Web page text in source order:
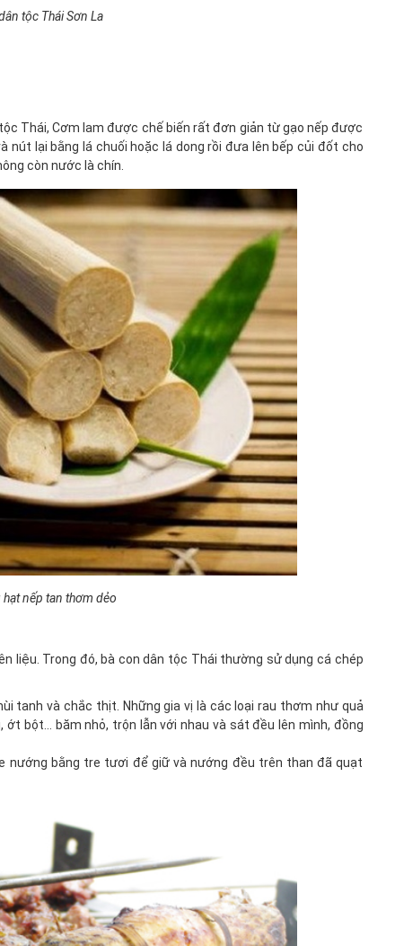
tộc Thái Sơn La
Thái, Cơm lam được chế biến rất đơn giản từ gạo nếp được
lại bằng lá chuối hoặc lá dong rồi đưa lên bếp củi đốt cho
còn nước là chín.
nếp tan thơm dẻo
liệu. Trong đó, bà con dân tộc Thái thường sử dụng cá chép
tanh và chắc thịt. Những gia vị là các loại rau thơm như quả
bột… băm nhỏ, trộn lẫn với nhau và sát đều lên mình, đồng
nướng bằng tre tươi để giữ và nướng đều trên than đã quạt